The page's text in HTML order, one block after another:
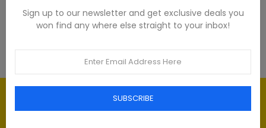
93,00 €
Élégance intemporelle : l'art du
Luxe
Sign up to our newsletter and get exclusive deals you
won find any where else straight to your inbox!
SUBSCRIBE